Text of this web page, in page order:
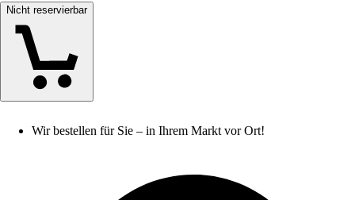
Nicht reservierbar
Wir bestellen für Sie – in Ihrem Markt vor Ort!